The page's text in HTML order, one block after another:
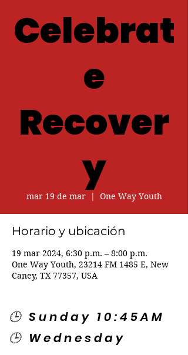
Celebrat
e
Recover
y
mar 19 de mar
  |
One Way Youth
Horario y ubicación
19 mar 2024, 6:30 p.m. – 8:00 p.m.
One Way Youth, 23214 FM 1485 E, New
Caney, TX 77357, USA
🕒 Sunday 10:45AM
🕒 Wednesday